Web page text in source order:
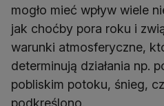
mogło mieć wpływ wiele
jak choćby pora roku i
warunki atmosferyczne,
determinują działania np.
pobliskim potoku, śnieg,
podkreślono.